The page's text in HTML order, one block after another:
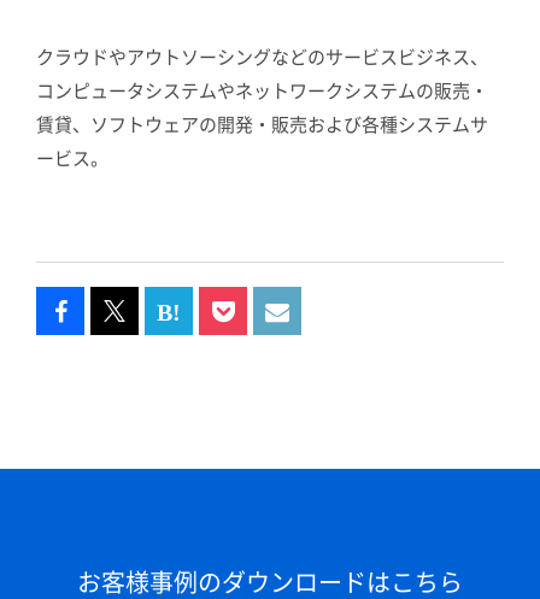
クラウドやアウトソーシングなどのサービスビジネス、
コンピュータシステムやネットワークシステムの販売・
賃貸、ソフトウェアの開発・販売および各種システムサ
ービス。
お客様事例のダウンロードはこちら